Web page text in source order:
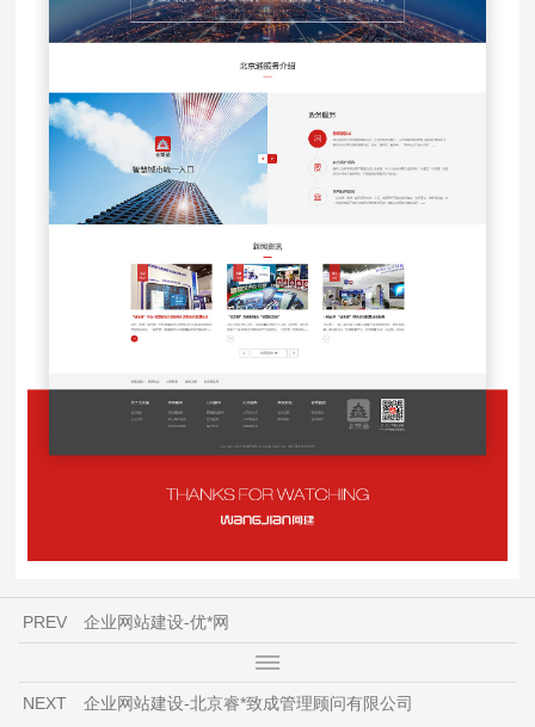
PREV 企业网站建设-优*网
NEXT 企业网站建设-北京睿*致成管理顾问有限公司